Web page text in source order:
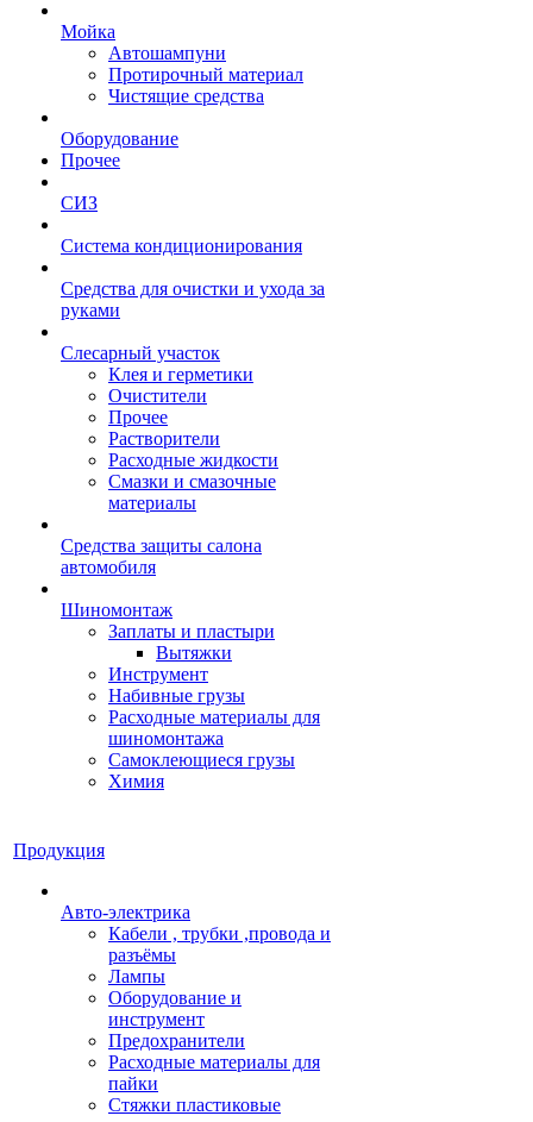
Мойка
Автошампуни
Протирочный материал
Чистящие средства
Оборудование
Прочее
СИЗ
Система кондиционирования
Средства для очистки и ухода за
руками
Слесарный участок
Клея и герметики
Очистители
Прочее
Растворители
Расходные жидкости
Смазки и смазочные
материалы
Средства защиты салона
автомобиля
Шиномонтаж
Заплаты и пластыри
Вытяжки
Инструмент
Набивные грузы
Расходные материалы для
шиномонтажа
Самоклеющиеся грузы
Химия
Продукция
Авто-электрика
Кабели , трубки ,провода и
разъёмы
Лампы
Оборудование и
инструмент
Предохранители
Расходные материалы для
пайки
Стяжки пластиковые